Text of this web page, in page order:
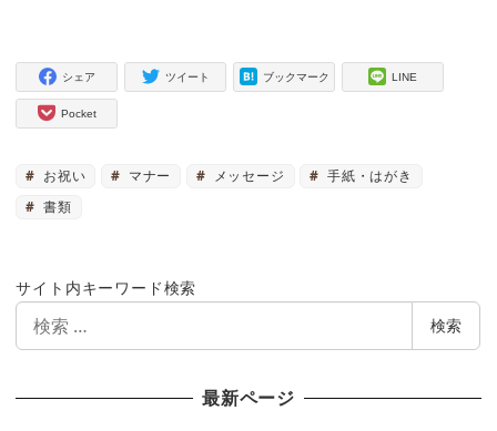
シェア ツイート ブックマーク LINE
Pocket
お祝い マナー メッセージ
手紙・はがき
書類
サイト内キーワード検索
索
検索
最新ページ